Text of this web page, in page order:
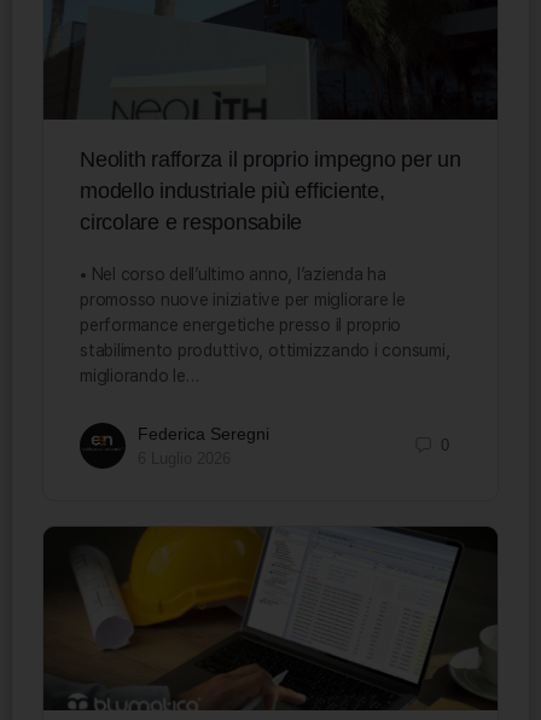
Neolith rafforza il proprio impegno per un
modello industriale più efficiente,
circolare e responsabile
• Nel corso dell’ultimo anno, l’azienda ha
promosso nuove iniziative per migliorare le
performance energetiche presso il proprio
stabilimento produttivo, ottimizzando i consumi,
migliorando le…
Federica Seregni
0